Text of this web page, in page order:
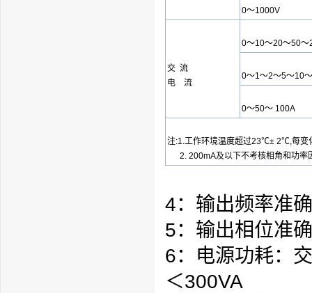
0～1000V
交 流
电 流
0～10～20～50～
0～1～2～5～10
0～50～ 100A
注:1.工作环境温度超过23℃± 2℃,每变
2. 200mA及以下不考核相角和功率
4：输出频率准
5：输出相位准
6：电源功耗：
＜300VA